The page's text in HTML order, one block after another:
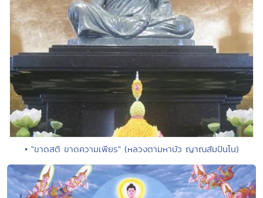
• "ขาดสติ ขาดความเพียร" (หลวงตามหาบัว ญาณสัมปันโน)